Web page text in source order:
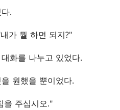
.
가 뭘 하면 되지?"
화를 나누고 있었다.
원했을 뿐이었다.
을 주십시오."